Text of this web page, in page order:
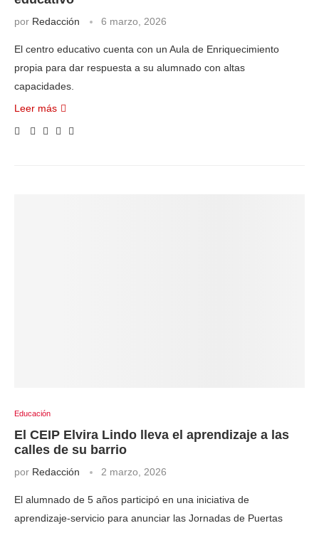
por Redacción 6 marzo, 2026
El centro educativo cuenta con un Aula de Enriquecimiento
propia para dar respuesta a su alumnado con altas
capacidades.
Leer más
Educación
El CEIP Elvira Lindo lleva el aprendizaje a las
calles de su barrio
por Redacción 2 marzo, 2026
El alumnado de 5 años participó en una iniciativa de
aprendizaje-servicio para anunciar las Jornadas de Puertas